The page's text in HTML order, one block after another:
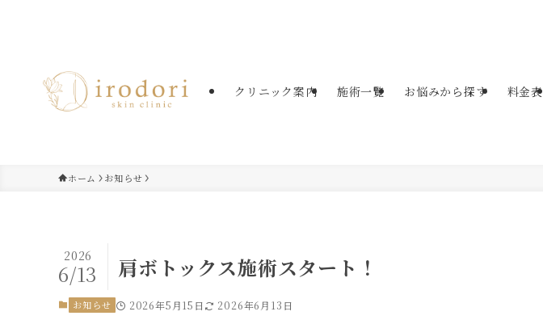
クリニック案内 施術一覧 お悩みから探す 料金表
ホーム お知らせ
肩ボトックス施術スタート！
2026
6/13
お知らせ 2026年5月15日 2026年6月13日